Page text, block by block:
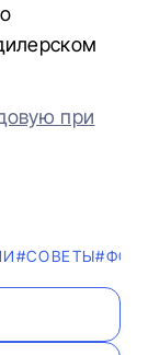
при
#СОВЕТЫ